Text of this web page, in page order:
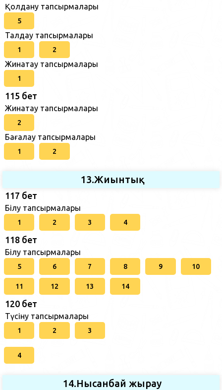
Қолдану тапсырмалары
5
Талдау тапсырмалары
1 2
Жинақтау тапсырмалары
1
115 бет
Жинақтау тапсырмалары
2
Бағалау тапсырмалары
1 2
13.Жиынтық
117 бет
Білу тапсырмалары
1 2 3 4
118 бет
Білу тапсырмалары
5 6 7 8 9 10
11 12 13 14
120 бет
Түсіну тапсырмалары
1 2 3
4
14.Нысанбай жырау